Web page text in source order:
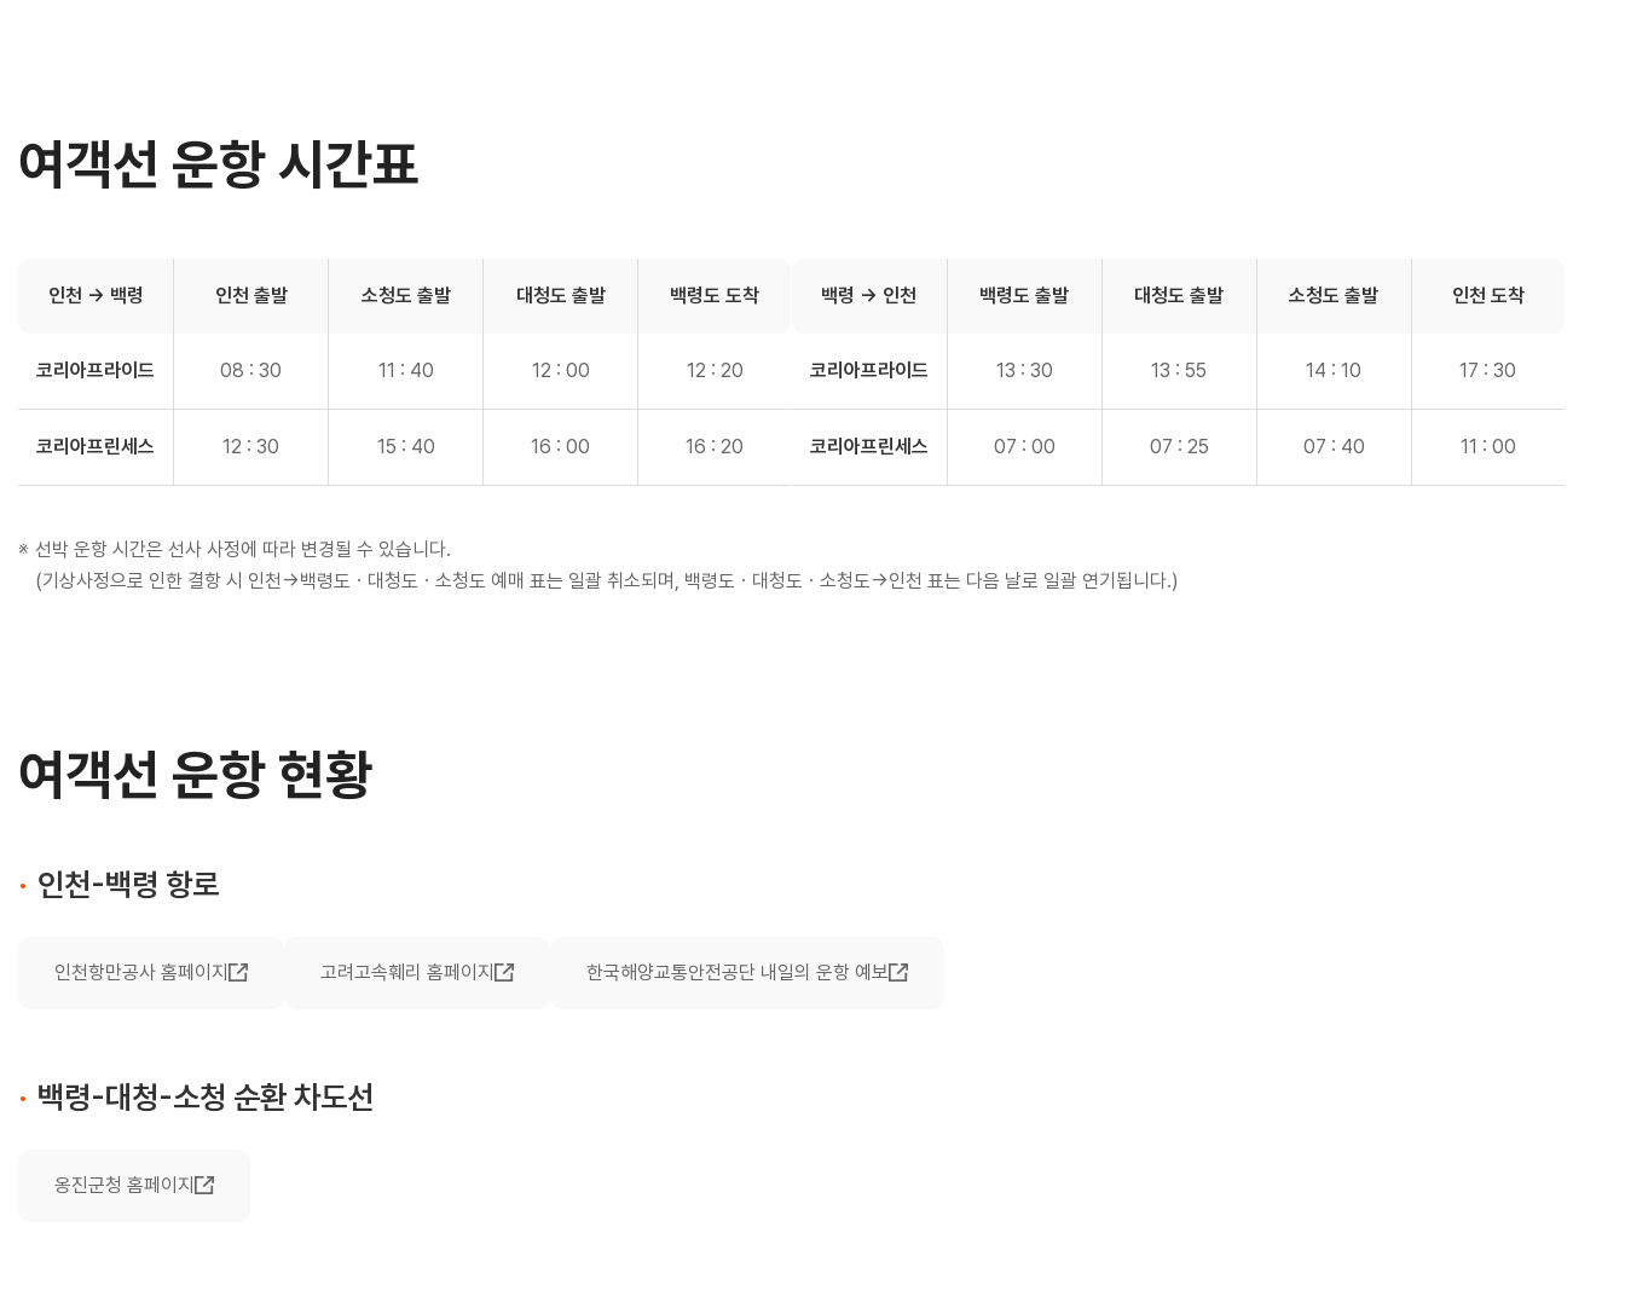
여객선 운항 시간표
인천 → 백령 인천 출발 소청도 출발 대청도 출발 백령도 도착
코리아프라이드 08 : 30 11 : 40 12 : 00 12 : 20
코리아프린세스 12 : 30 15 : 40 16 : 00 16 : 20
백령 → 인천 백령도 출발 대청도 출발 소청도 출발 인천 도착
코리아프라이드 13 : 30 13 : 55 14 : 10 17 : 30
코리아프린세스 07 : 00 07 : 25 07 : 40 11 : 00
※ 선박 운항 시간은 선사 사정에 따라 변경될 수 있습니다.
(기상사정으로 인한 결항 시 인천→백령도ㆍ대청도ㆍ소청도 예매 표는 일괄 취소되며, 백령도ㆍ대청도ㆍ소청도→인천 표는 다음 날로 일괄 연기됩니다.)
여객선 운항 현황
· 인천-백령 항로
인천항만공사 홈페이지 고려고속훼리 홈페이지 한국해양교통안전공단 내일의 운항 예보
· 백령-대청-소청 순환 차도선
옹진군청 홈페이지